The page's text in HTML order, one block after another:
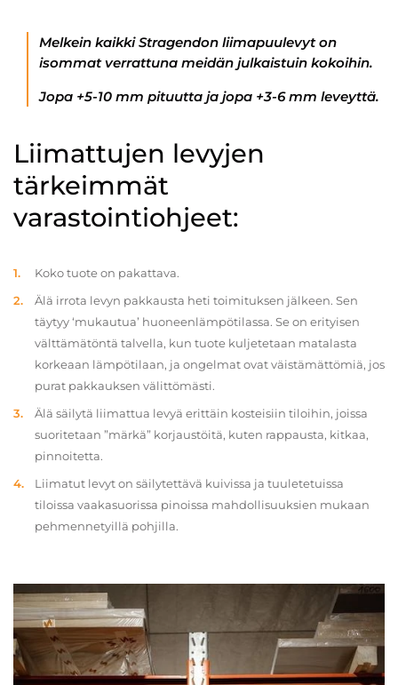
Melkein kaikki Stragendon liimapuulevyt on
isommat verrattuna meidän julkaistuin kokoihin.
Jopa +5-10 mm pituutta ja jopa +3-6 mm leveyttä.
Liimattujen levyjen
tärkeimmät
varastointiohjeet:
Koko tuote on pakattava.
Älä irrota levyn pakkausta heti toimituksen jälkeen. Sen
täytyy ‘mukautua’ huoneenlämpötilassa. Se on erityisen
välttämätöntä talvella, kun tuote kuljetetaan matalasta
korkeaan lämpötilaan, ja ongelmat ovat väistämättömiä, jos
purat pakkauksen välittömästi.
Älä säilytä liimattua levyä erittäin kosteisiin tiloihin, joissa
suoritetaan ”märkä” korjaustöitä, kuten rappausta, kitkaa,
pinnoitetta.
Liimatut levyt on säilytettävä kuivissa ja tuuletetuissa
tiloissa vaakasuorissa pinoissa mahdollisuuksien mukaan
pehmennetyillä pohjilla.